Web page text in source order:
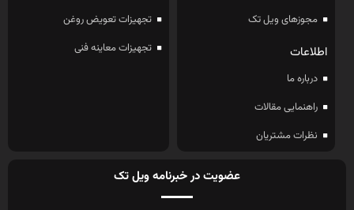
مجوزهای ویل تک
اطلاعات
درباره ما
راهنمایی مقالات
نظرات مشتریان
تجهیزات تعویض روغن
تجهیزات معاینه فنی
عضویت در خبرنامه ویل تک